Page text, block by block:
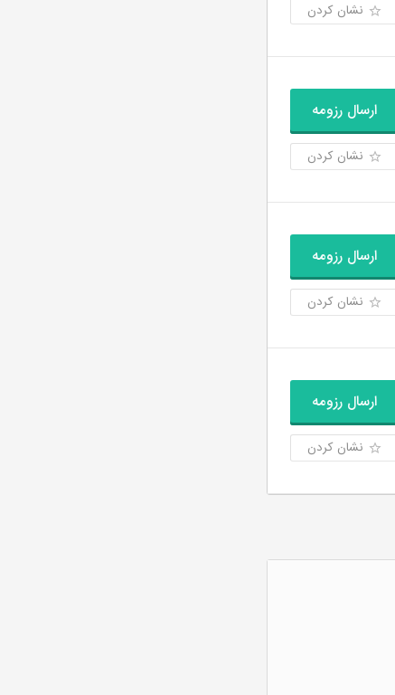
نشان کردن
ارسال رزومه
نشان کردن
ارسال رزومه
نشان کردن
ارسال رزومه
نشان کردن